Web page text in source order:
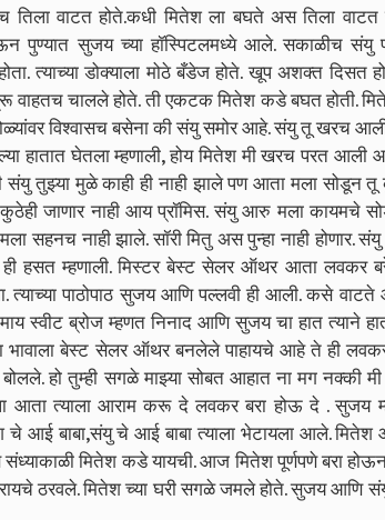
वाटत होते.कधी मितेश ला बघते अस तिला वाटत
पुण्यात सुजय च्या हॉस्पिटलमध्ये आले. सकाळीच संयु
त्याच्या डोक्याला मोठे बँडेज होते. खूप अशक्त दिसत
वाहतच चालले होते. ती एकटक मितेश कडे बघत होती.
विश्वासच बसेना की संयु समोर आहे. संयु तू खरच
हातात घेतला म्हणाली, होय मितेश मी खरच परत
संयु तुझ्या मुळे काही ही नाही झाले पण आता मला सोडून
कुठेही जाणार नाही आय प्रॉमिस. संयु आरु मला कायमचे
सहनच नाही झाले. सॉरी मितु अस पुन्हा नाही होणार.
हसत म्हणाली. मिस्टर बेस्ट सेलर ऑथर आता लवकर
त्याच्या पाठोपाठ सुजय आणि पल्लवी ही आली. कसे वाटते
स्वीट ब्रोज म्हणत निनाद आणि सुजय चा हात त्याने
भावाला बेस्ट सेलर ऑथर बनलेले पाहायचे आहे ते ही
हो तुम्ही सगळे माझ्या सोबत आहात ना मग नक्की
आता त्याला आराम करू दे लवकर बरा होऊ दे . सुजय
चे आई बाबा,संयु चे आई बाबा त्याला भेटायला आले.
मितेश कडे यायची. आज मितेश पूर्णपणे बरा
ठरवले. मितेश च्या घरी सगळे जमले होते. सुजय आणि